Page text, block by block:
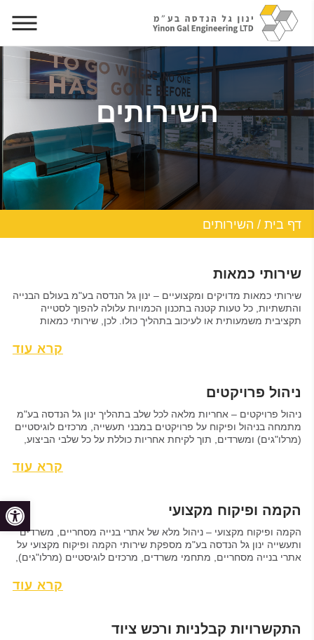
השירותים
דף בית / השירותים
שירותי כמאות
שירותי כמאות מדויקים ומקצועיים – ינון גל הנדסה בע"מ בעולם הבנייה
והתשתיות, כל טעות קטנה בתכנון הכמויות עלולה להפוך לסטייה
תקציבית משמעותית או לעיכוב בתהליך כולו. לכן, שירותי כמאות
בנייה – מהשלב הראשוני של תכנון, דרך המכרזים ועד להשלמתקרא עוד
ניהול פרויקטים
ניהול פרויקטים – אחריות מלאה לכל שלב בתהליך ינון גל הנדסה בע"מ
מתמחה בניהול ופיקוח על פרויקטים במבני תעשייה, מרכזים לוגיסטיים
(מרלו"גים) ומשרדים, תוך לקיחת אחריות כוללת על כל שלבי הביצוע,
להבטחת ניהול מקצועי, קפדני ויעיל, תוך עמידה בלוחות הזמניםקרא עוד
הקמה ופיקוח מקצועי
הקמה ופיקוח מקצועי – ניהול מלא של אתרי בנייה מסחריים, משרדים
ותעשייה ינון גל הנדסה בע"מ מספקת שירותי הקמה ופיקוח מקצועי על
אתרי בנייה מסחריים, מתחמי משרדים, מרכזים לוגיסטיים (מרלו"גים),
בכל שלבי הפרויקט, החל מתכנון ופיקוח על העבודות ועד קבלת המבנה
קרא עוד
התקשרויות קבלניות ורכש ציוד